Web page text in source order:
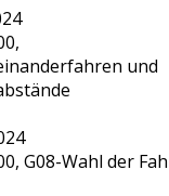
und
G08-Wahl der